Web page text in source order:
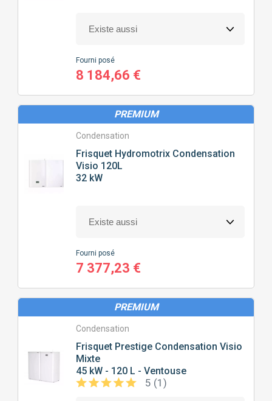
Fourni posé
8 184,66 €
PREMIUM
Condensation
Frisquet Hydromotrix Condensation
Visio 120L
32 kW
Fourni posé
7 377,23 €
PREMIUM
Condensation
Frisquet Prestige Condensation Visio
Mixte
45 kW - 120 L - Ventouse
5 (1)